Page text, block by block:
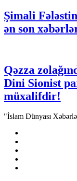
Şimali
ən son
Qəzza
Dini Sionist
müxalifdir!
"İslam Dünyası